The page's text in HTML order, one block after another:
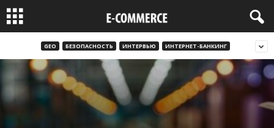
GEO БЕЗОПАСНОСТЬ ИНТЕРВЬЮ ИНТЕРНЕТ-БАНКИНГ